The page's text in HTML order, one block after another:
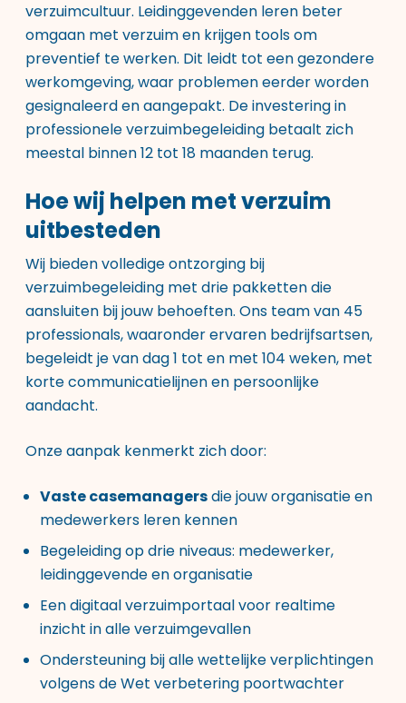
verzuimcultuur. Leidinggevenden leren beter
omgaan met verzuim en krijgen tools om
preventief te werken. Dit leidt tot een gezondere
werkomgeving, waar problemen eerder worden
gesignaleerd en aangepakt. De investering in
professionele verzuimbegeleiding betaalt zich
meestal binnen 12 tot 18 maanden terug.
Hoe wij helpen met verzuim
uitbesteden
Wij bieden volledige ontzorging bij
verzuimbegeleiding met drie pakketten die
aansluiten bij jouw behoeften. Ons team van 45
professionals, waaronder ervaren bedrijfsartsen,
begeleidt je van dag 1 tot en met 104 weken, met
korte communicatielijnen en persoonlijke
aandacht.
Onze aanpak kenmerkt zich door:
Vaste casemanagersdie jouw organisatie en
medewerkers leren kennen
Begeleiding op drie niveaus: medewerker,
leidinggevende en organisatie
Een digitaal verzuimportaal voor realtime
inzicht in alle verzuimgevallen
Ondersteuning bij alle wettelijke verplichtingen
volgens de Wet verbetering poortwachter